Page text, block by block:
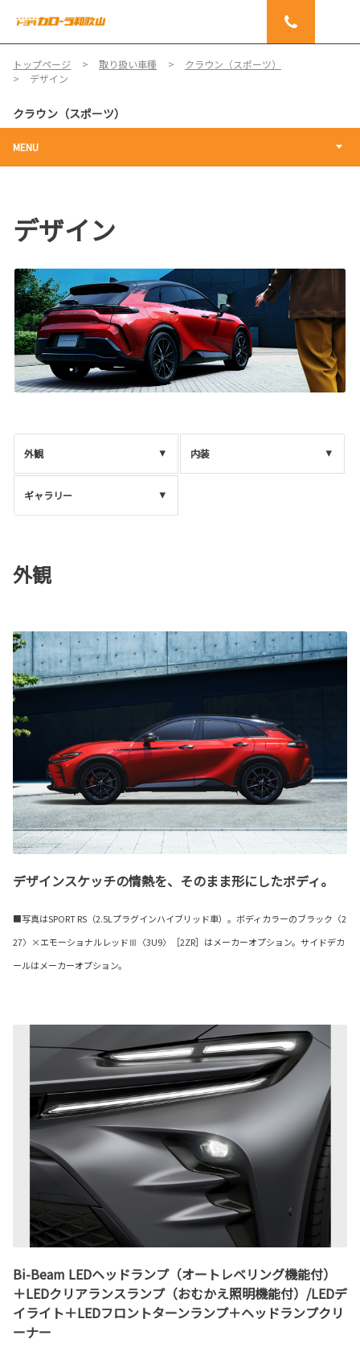
トップページ 取り扱い車種
クラウン（スポーツ）
デザイン
クラウン（スポーツ）
MENU
デザイン
外観 内装
ギャラリー
外観
デザインスケッチの情熱を、そのまま形にしたボディ。
■写真はSPORT RS（2.5Lプラグインハイブリッド車）。ボディカラーのブラック〈2
27〉×エモーショナルレッドⅢ〈3U9〉［2ZR］はメーカーオプション。サイドデカ
ールはメーカーオプション。
Bi-Beam LEDヘッドランプ（オートレベリング機能付）
＋LEDクリアランスランプ（おむかえ照明機能付）/LEDデ
イライト＋LEDフロントターンランプ＋ヘッドランプクリ
ーナー